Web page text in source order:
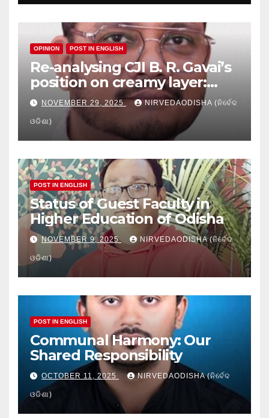
OPINION POST IN ENGLISH
Re-analysing CJI B. R. Gavai’s
position on creamy layer:
Issues and implication
NOVEMBER 29, 2025 NIRVEDAODISHA (ନିର୍ବେଦ
ଓଡିଶା)
POST IN ENGLISH
Status of Guest Faculty in
Higher Education of Odisha
NOVEMBER 9, 2025 NIRVEDAODISHA (ନିର୍ବେଦ
ଓଡିଶା)
POST IN ENGLISH
Communal Harmony: Our
Shared Responsibility
OCTOBER 11, 2025 NIRVEDAODISHA (ନିର୍ବେଦ
ଓଡିଶା)